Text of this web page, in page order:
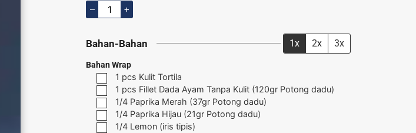
– +
Bahan-Bahan 1x 2x 3x
Bahan Wrap
1 pcs Kulit Tortila
1 pcs Fillet Dada Ayam Tanpa Kulit (120gr Potong dadu)
1/4 Paprika Merah (37gr Potong dadu)
1/4 Paprika Hijau (21gr Potong dadu)
1/4 Lemon (iris tipis)